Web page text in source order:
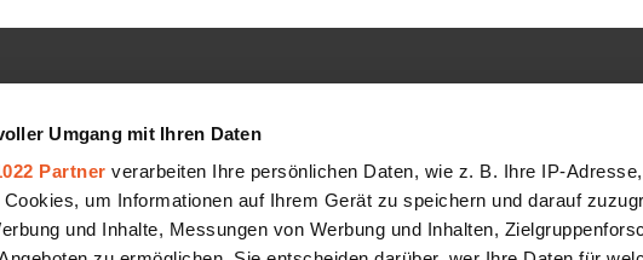
Umgang mit Ihren Daten
Partner verarbeiten Ihre persönlichen Daten, wie z. B. Ihre IP-
Cookies, um Informationen auf Ihrem Gerät zu speichern und darauf
und Inhalte, Messungen von Werbung und Inhalten,
FAQ
AGB